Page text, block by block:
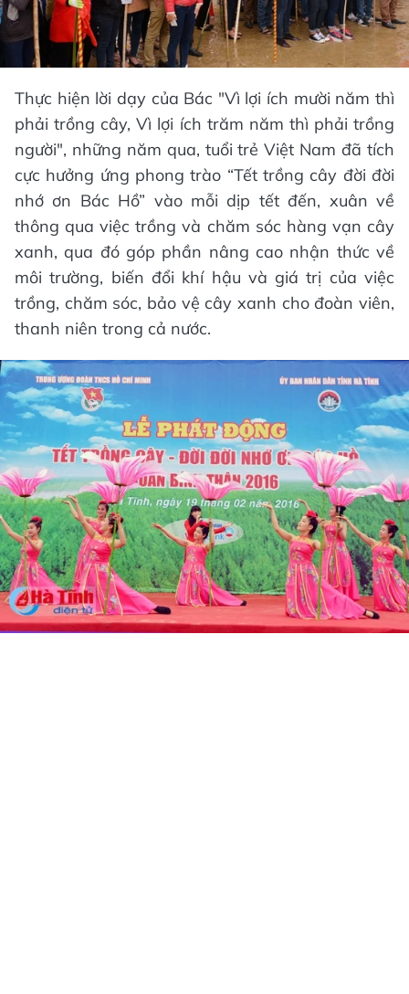
Thực hiện lời dạy của Bác "Vì lợi ích mười năm thì
phải trồng cây, Vì lợi ích trăm năm thì phải trồng
người", những năm qua, tuổi trẻ Việt Nam đã tích
cực hưởng ứng phong trào “Tết trồng cây đời đời
nhớ ơn Bác Hồ” vào mỗi dịp tết đến, xuân về
thông qua việc trồng và chăm sóc hàng vạn cây
xanh, qua đó góp phần nâng cao nhận thức về
môi trường, biến đổi khí hậu và giá trị của việc
trồng, chăm sóc, bảo vệ cây xanh cho đoàn viên,
thanh niên trong cả nước.